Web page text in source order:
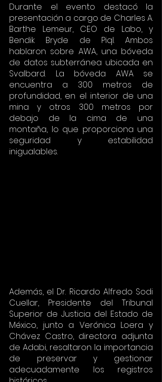
Durante el evento destacó la
presentación a cargo de Charles A.
Barthe Lemeur, CEO de Labo, y
Bendik Bryde de Piql. Ambos
hablaron sobre AWA, una bóveda
de datos subterránea ubicada en
Svalbard. La bóveda AWA se
encuentra a 300 metros de
profundidad, en el interior de una
mina y otros 300 metros por
debajo de la cima de una
montaña, lo que proporciona una
seguridad y estabilidad
inigualables.
Además, el Dr. Ricardo Alfredo Sodi
Cuellar, Presidente del Tribunal
Superior de Justicia del Estado de
México, junto a Verónica Loera y
Chávez Castro, directora adjunta
de Adabi, resaltaron la importancia
de preservar y gestionar
adecuadamente los registros